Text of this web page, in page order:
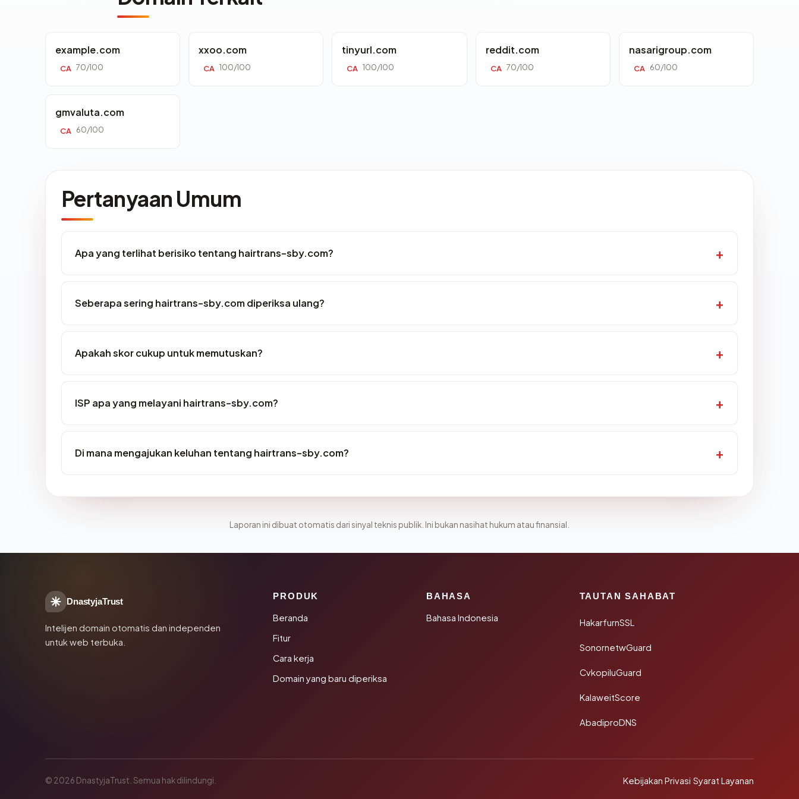
example.com
CA 70/100
xxoo.com
CA 100/100
tinyurl.com
CA 100/100
reddit.com
CA 70/100
nasarigroup.com
CA 60/100
gmvaluta.com
CA 60/100
Pertanyaan Umum
Apa yang terlihat berisiko tentang hairtrans-sby.com?
Seberapa sering hairtrans-sby.com diperiksa ulang?
Apakah skor cukup untuk memutuskan?
ISP apa yang melayani hairtrans-sby.com?
Di mana mengajukan keluhan tentang hairtrans-sby.com?
Laporan ini dibuat otomatis dari sinyal teknis publik. Ini bukan nasihat hukum atau finansial.
DnastyjaTrust
Intelijen domain otomatis dan independen
untuk web terbuka.
PRODUK
Beranda
Fitur
Cara kerja
Domain yang baru diperiksa
BAHASA
Bahasa Indonesia
TAUTAN SAHABAT
HakarfurnSSL
SonornetwGuard
CvkopiluGuard
KalaweitScore
AbadiproDNS
© 2026 DnastyjaTrust. Semua hak dilindungi. Kebijakan Privasi·Syarat Layanan